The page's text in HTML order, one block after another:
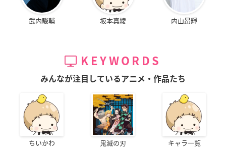
武内駿輔 坂本真綾 内山昂輝
KEYWORDS
みんなが注目しているアニメ・作品たち
ちいかわ 鬼滅の刃 キャラ一覧